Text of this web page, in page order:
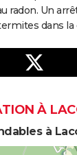
radon. Un
dans
À
à